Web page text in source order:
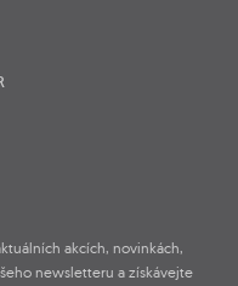
akcích, novinkách,
newsletteru a získávejte